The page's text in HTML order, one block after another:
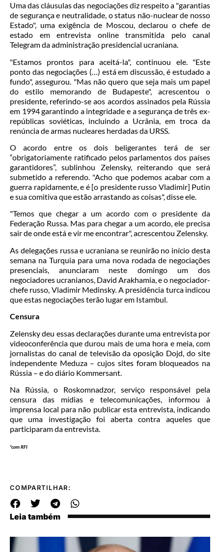
Uma das cláusulas das negociações diz respeito a "garantias
de segurança e neutralidade, o status não-nuclear de nosso
Estado", uma exigência de Moscou, declarou o chefe de
estado em entrevista online transmitida pelo canal
Telegram da administração presidencial ucraniana.
"Estamos prontos para aceitá-la", continuou ele. "Este
ponto das negociações (…) está em discussão, é estudado a
fundo", assegurou. "Mas não quero que seja mais um papel
do estilo memorando de Budapeste", acrescentou o
presidente, referindo-se aos acordos assinados pela Rússia
em 1994 garantindo a integridade e a segurança de três ex-
repúblicas soviéticas, incluindo a Ucrânia, em troca da
renúncia de armas nucleares herdadas da URSS.
O acordo entre os dois beligerantes terá de ser
“obrigatoriamente ratificado pelos parlamentos dos países
garantidores”, sublinhou Zelensky, reiterando que será
submetido a referendo. "Acho que podemos acabar com a
guerra rapidamente, e é [o presidente russo Vladimir] Putin
e sua comitiva que estão arrastando as coisas", disse ele.
"Temos que chegar a um acordo com o presidente da
Federação Russa. Mas para chegar a um acordo, ele precisa
sair de onde está e vir me encontrar", acrescentou Zelensky.
As delegações russa e ucraniana se reunirão no início desta
semana na Turquia para uma nova rodada de negociações
presenciais, anunciaram neste domingo um dos
negociadores ucranianos, David Arakhamia, e o negociador-
chefe russo, Vladimir Medinsky. A presidência turca indicou
que estas negociações terão lugar em Istambul.
Censura
Zelensky deu essas declarações durante uma entrevista por
videoconferência que durou mais de uma hora e meia, com
jornalistas do canal de televisão da oposição Dojd, do site
independente Meduza – cujos sites foram bloqueados na
Rússia – e do diário Kommersant.
Na Rússia, o Roskomnadzor, serviço responsável pela
censura das mídias e telecomunicações, informou à
imprensa local para não publicar esta entrevista, indicando
que uma investigação foi aberta contra aqueles que
participaram da entrevista.
¹com RFI
COMPARTILHAR:
Leia também